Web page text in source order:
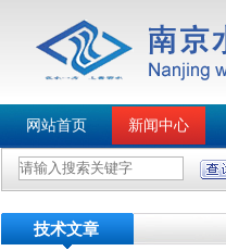
网站首页 新闻中心
技术文章